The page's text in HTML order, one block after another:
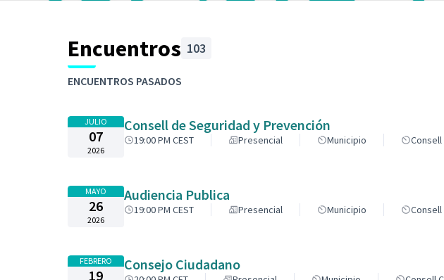
Encuentros 103
El siguiente elemento es un mapa que presenta los componentes de esta
Saltar el mapa
+
ENCUENTROS PASADOS
JULIO
07
2026
Consell de Seguridad y Prevención
19:00 PM CEST Presencial Municipio
MAYO
26
2026
Audiencia Publica
19:00 PM CEST Presencial Municipio Consell
FEBRERO
19
Consejo Ciudadano